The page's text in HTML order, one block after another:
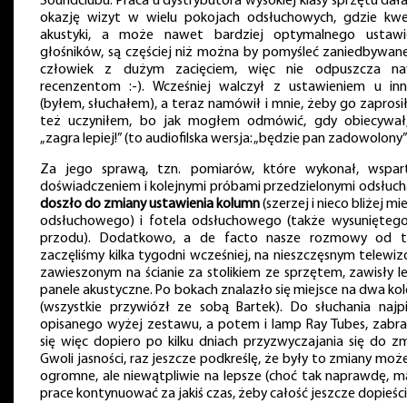
okazję wizyt w wielu pokojach odsłuchowych, gdzie
akustyki, a może nawet bardziej optymalnego
głośników, są częściej niż można by pomyśleć
człowiek z dużym zacięciem, więc nie odpuszcza
recenzentom :-). Wcześniej walczył z ustawieniem u
(byłem, słuchałem), a teraz namówił i mnie, żeby go
też uczyniłem, bo jak mogłem odmówić, gdy
„zagra lepiej!” (to audiofilska wersja: „będzie pan
Za jego sprawą, tzn. pomiarów, które wykonał,
doświadczeniem i kolejnymi próbami przedzielonymi
doszło do zmiany ustawienia kolumn(szerzej i nieco bliżej
odsłuchowego) i fotela odsłuchowego (także
przodu). Dodatkowo, a de facto nasze rozmowy od
zaczęliśmy kilka tygodni wcześniej, na nieszczęsnym
zawieszonym na ścianie za stolikiem ze sprzętem, zawisły
panele akustyczne. Po bokach znalazło się miejsce na dwa
(wszystkie przywiózł ze sobą Bartek). Do słuchania
opisanego wyżej zestawu, a potem i lamp Ray Tubes,
się więc dopiero po kilku dniach przyzwyczajania się do
Gwoli jasności, raz jeszcze podkreślę, że były to zmiany
ogromne, ale niewątpliwie na lepsze (choć tak naprawdę,
prace kontynuować za jakiś czas, żeby całość jeszcze